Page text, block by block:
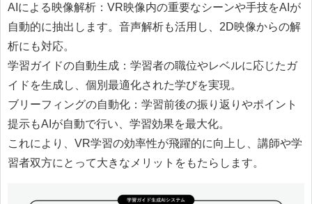
AIによる映像解析：VR映像内の重要なシーンや手技をAIが
自動的に抽出します。音声解析も活用し、2D映像からの解
析にも対応。
学習ガイドの自動生成：学習者の職位やレベルに応じたガ
イドを生成し、個別最適化された学びを実現。
ブリーフィングの自動化：学習前後の振り返りやポイント
提示もAIが自動で行い、学習効果を最大化。
これにより、VR学習の効率性が飛躍的に向上し、講師や学
習者双方にとって大きなメリットをもたらします。